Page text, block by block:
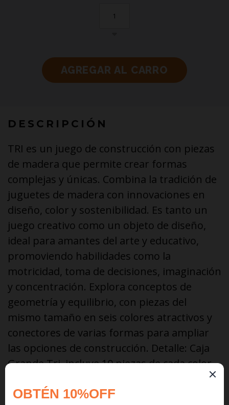
DESCRIPCIÓN
TRI es un juego de construcción con piezas
de madera que permite crear formas
complejas y únicas. Combina la tradición de
juguetes de madera con innovaciones en
diseño, color y sostenibilidad. Es tanto un
juego creativo como un objeto de diseño,
ideal para amantes del arte y educativo,
promoviendo habilidades como la
motricidad, toma de decisiones, imaginación
y concentración. Explora conceptos de
geometría y equilibrio, con piezas del
mismo tamaño en seis colores atractivos y
conectores de varias formas para ampliar
las opciones de construcción. Detalle: Caja
Grande Tri, incluye 10 piezas de cada color,
60 piezas total. Color Piezas: Naranjo, Verde,
Rojo, Amarillo, Azul y Madera Natural Piezas